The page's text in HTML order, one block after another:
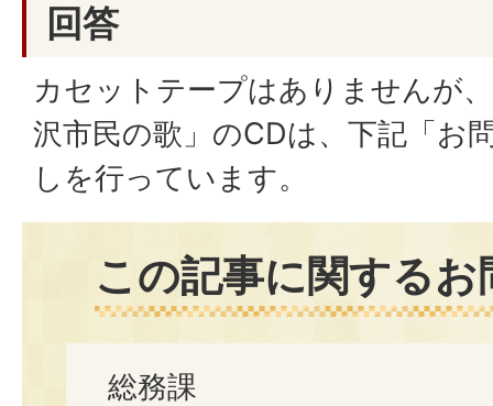
回答
カセットテープはありませんが
沢市民の歌」のCDは、下記「お
しを行っています。
この記事に関する
総務課